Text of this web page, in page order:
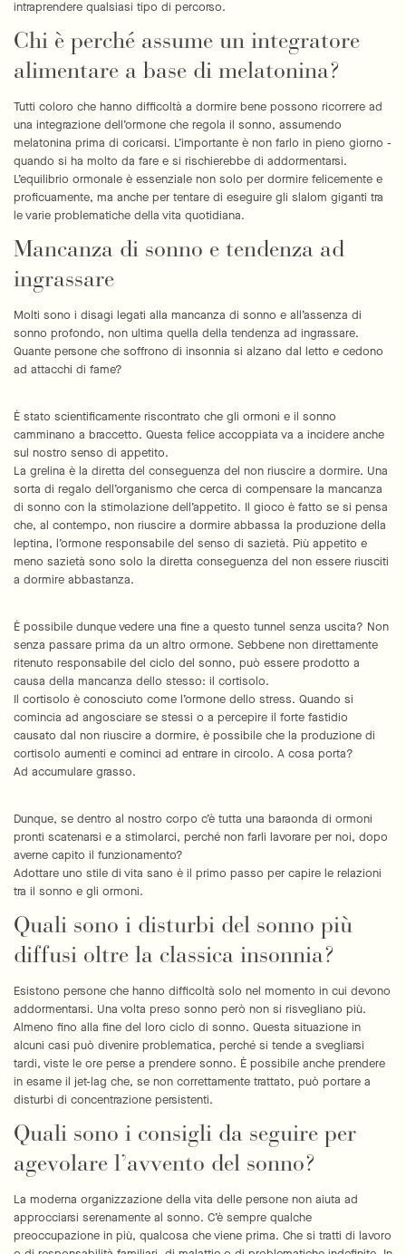
intraprendere qualsiasi tipo di percorso.
Chi è perché assume un integratore
alimentare a base di melatonina?
Tutti coloro che hanno difficoltà a dormire bene possono ricorrere ad
una integrazione dell’ormone che regola il sonno, assumendo
melatonina prima di coricarsi. L’importante è non farlo in pieno giorno -
quando si ha molto da fare e si rischierebbe di addormentarsi.
L’equilibrio ormonale è essenziale non solo per dormire felicemente e
proficuamente, ma anche per tentare di eseguire gli slalom giganti tra
le varie problematiche della vita quotidiana.
Mancanza di sonno e tendenza ad
ingrassare
Molti sono i disagi legati alla mancanza di sonno e all’assenza di
sonno profondo, non ultima quella della tendenza ad ingrassare.
Quante persone che soffrono di insonnia si alzano dal letto e cedono
ad attacchi di fame?
È stato scientificamente riscontrato che gli ormoni e il sonno
camminano a braccetto. Questa felice accoppiata va a incidere anche
sul nostro senso di appetito.
La grelina è la diretta del conseguenza del non riuscire a dormire. Una
sorta di regalo dell’organismo che cerca di compensare la mancanza
di sonno con la stimolazione dell’appetito. Il gioco è fatto se si pensa
che, al contempo, non riuscire a dormire abbassa la produzione della
leptina, l’ormone responsabile del senso di sazietà. Più appetito e
meno sazietà sono solo la diretta conseguenza del non essere riusciti
a dormire abbastanza.
È possibile dunque vedere una fine a questo tunnel senza uscita? Non
senza passare prima da un altro ormone. Sebbene non direttamente
ritenuto responsabile del ciclo del sonno, può essere prodotto a
causa della mancanza dello stesso: il cortisolo.
Il cortisolo è conosciuto come l’ormone dello stress. Quando si
comincia ad angosciare se stessi o a percepire il forte fastidio
causato dal non riuscire a dormire, è possibile che la produzione di
cortisolo aumenti e cominci ad entrare in circolo. A cosa porta?
Ad accumulare grasso.
Dunque, se dentro al nostro corpo c’è tutta una baraonda di ormoni
pronti scatenarsi e a stimolarci, perché non farli lavorare per noi, dopo
averne capito il funzionamento?
Adottare uno stile di vita sano è il primo passo per capire le relazioni
tra il sonno e gli ormoni.
Quali sono i disturbi del sonno più
diffusi oltre la classica insonnia?
Esistono persone che hanno difficoltà solo nel momento in cui devono
addormentarsi. Una volta preso sonno però non si risvegliano più.
Almeno fino alla fine del loro ciclo di sonno. Questa situazione in
alcuni casi può divenire problematica, perché si tende a svegliarsi
tardi, viste le ore perse a prendere sonno. È possibile anche prendere
in esame il jet-lag che, se non correttamente trattato, può portare a
disturbi di concentrazione persistenti.
Quali sono i consigli da seguire per
agevolare l’avvento del sonno?
La moderna organizzazione della vita delle persone non aiuta ad
approcciarsi serenamente al sonno. C’è sempre qualche
preoccupazione in più, qualcosa che viene prima. Che si tratti di lavoro
Condividi questo articolo
COPIA
Condividi
su
Facebook
Condividi
su
X
Pin
su
Pinterest